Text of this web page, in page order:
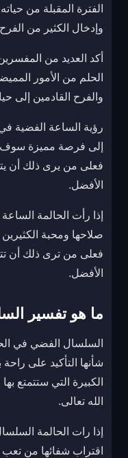
الفترة المقبلة من
وإدخال الكثير من
أكد العديد من
الحلم من الأمور
والفرح القادمين إلى
رؤية الساعة الفضية
إلى فرصة مميزة
فعلى من يرى ذلك أن
الأفضل.
إذا رأت الحالمة
صلاحها ومحبة الكثيرين
فعلى من ترى ذلك أن
الأفضل.
ما هو تفسير
السلسال الفضي في
شأنها التأكيد على
الكبيرة التي ستتمتع
الله تعالى.
إذا رات الحالمة
اقتراب شفائها من تعب